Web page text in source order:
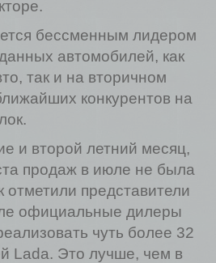
бессменным лидером
автомобилей, как
так и на вторичном
конкурентов на
и второй летний месяц,
продаж в июле не была
отметили представители
официальные дилеры
чуть более 32
Lada. Это лучше, чем в